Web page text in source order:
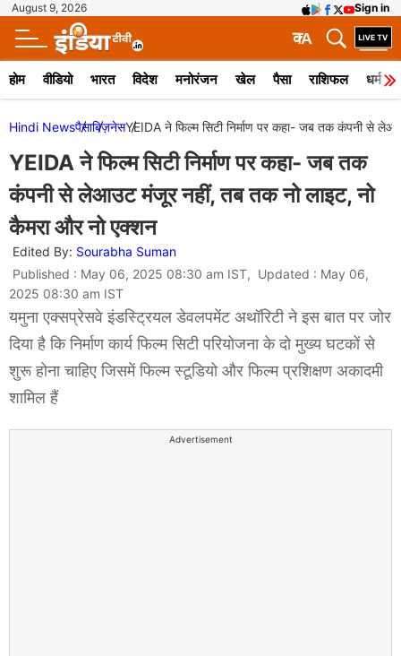
August 9, 2026 Sign in
A
क
होम वीडियो भारत विदेश मनोरंजन खेल पैसा राशिफल धर्म
Hindi Newsपैसाबिज़नेसYEIDA ने फिल्म सिटी निर्माण पर कहा- जब तक कंपनी से
YEIDA ने फिल्म सिटी निर्माण पर कहा- जब तक
कंपनी से लेआउट मंजूर नहीं, तब तक नो लाइट, नो
कैमरा और नो एक्शन
Edited By: Sourabha Suman
Published : May 06, 2025 08:30 am IST, Updated : May 06,
2025 08:30 am IST
यमुना एक्सप्रेसवे इंडस्ट्रियल डेवलपमेंट अथॉरिटी ने इस बात पर जोर
दिया है कि निर्माण कार्य फिल्म सिटी परियोजना के दो मुख्य घटकों से
शुरू होना चाहिए जिसमें फिल्म स्टूडियो और फिल्म प्रशिक्षण अकादमी
शामिल हैं
Advertisement